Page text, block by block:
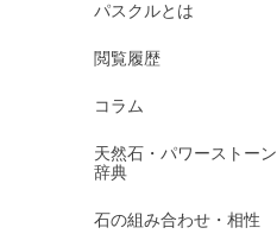
パスクルとは
閲覧履歴
コラム
天然石・パワーストーン
辞典
石の組み合わせ・相性